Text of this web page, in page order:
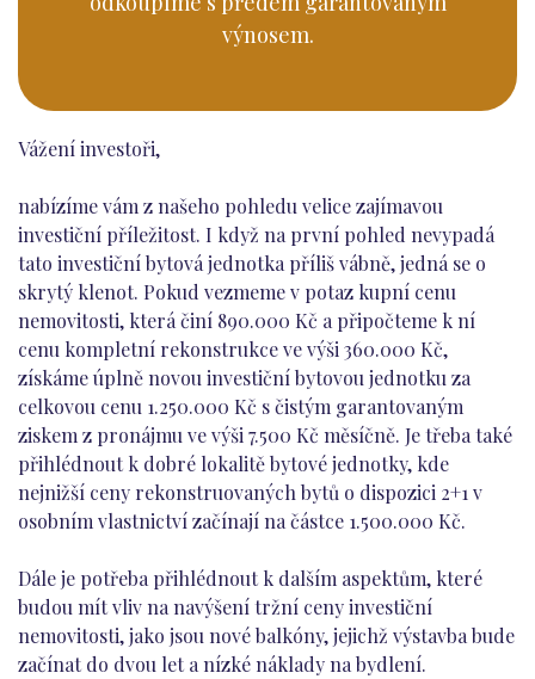
výnosem.
Vážení investoři,
nabízíme vám z našeho pohledu velice zajímavou
investiční příležitost. I když na první pohled nevypadá
tato investiční bytová jednotka příliš vábně, jedná se o
skrytý klenot. Pokud vezmeme v potaz kupní cenu
nemovitosti, která činí 890.000 Kč a připočteme k ní
cenu kompletní rekonstrukce ve výši 360.000 Kč,
získáme úplně novou investiční bytovou jednotku za
celkovou cenu 1.250.000 Kč s čistým garantovaným
ziskem z pronájmu ve výši 7.500 Kč měsíčně. Je třeba také
přihlédnout k dobré lokalitě bytové jednotky, kde
nejnižší ceny rekonstruovaných bytů o dispozici 2+1 v
osobním vlastnictví začínají na částce 1.500.000 Kč.
Dále je potřeba přihlédnout k dalším aspektům, které
budou mít vliv na navýšení tržní ceny investiční
nemovitosti, jako jsou nové balkóny, jejichž výstavba bude
začínat do dvou let a nízké náklady na bydlení.